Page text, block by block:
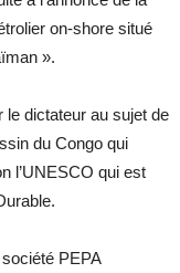
on-shore situé
».
dictateur au sujet de
du Congo qui
l’UNESCO qui est
PEPA